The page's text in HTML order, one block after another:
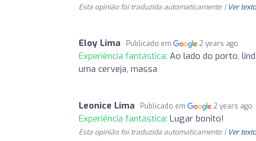
Esta opinião foi traduzida automaticamente. | Ver
Eloy Lima Publicado em 2 years ago
Experiência fantástica: Ao lado do porto,
uma cerveja, massa
Leonice Lima Publicado em 2 years ago
Experiência fantástica: Lugar bonito!
Esta opinião foi traduzida automaticamente. | Ver